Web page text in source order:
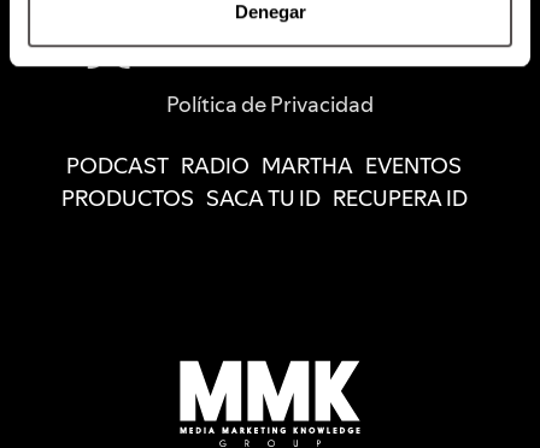
Denegar
Política de Privacidad
PODCAST RADIO MARTHA EVENTOS
PRODUCTOS SACA TU ID RECUPERA ID